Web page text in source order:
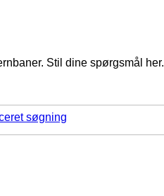
Stil dine spørgsmål her.
søgning